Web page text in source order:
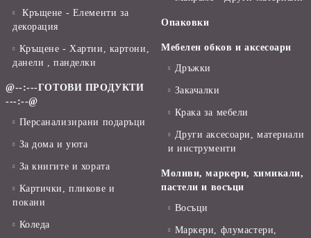
Кръщене - Елементи за
декорация
Кръщене - Хартии, картони,
данели , панделки
@--:---ГОТОВИ ПРОДУКТИ
---:--@
Персанализирани подаръци
За дома и уюта
За книгите и хората
Картички, пликове и
покани
Коледа
Опаковки
Мебелен обков и аксесоари
Дръжки
Закачалки
Крака за мебели
Други аксесоари, материали
и инструменти
Моливи, маркери, химикали,
пастели и восъци
Восъци
Маркери, флумастери,